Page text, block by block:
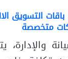
باقات التسويق
والإدارة،